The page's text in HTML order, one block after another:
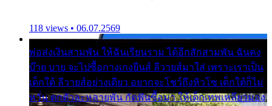
118 views • 06.07.2569
พ่อส่งเงินสามพัน ให้ฉันเรียนราม ได้อีกสักสามพัน ฉันคง
บ๊าย บาย จะไปซื้อกางเกงยีนส์ ลีวายส์มาใส่ เพราะเราเป็น
เด็กใต้ ลีวายส์อย่างเดียว อยากจะโชว์ถึงหิวโซ เด็กใต้ก็ไม่
หวั่น ตกตัวละหลายพัน กัดฟันซื้อมา ให้เด็กเทพเหลียวมอง